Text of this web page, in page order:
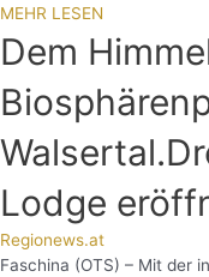
MEHR LESEN
Dem
Lodge
Regionews.at
Faschina (OTS) – Mit der